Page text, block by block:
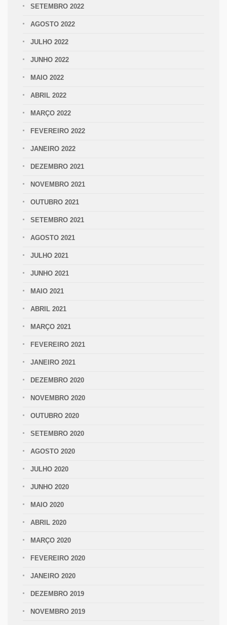
SETEMBRO 2022
AGOSTO 2022
JULHO 2022
JUNHO 2022
MAIO 2022
ABRIL 2022
MARÇO 2022
FEVEREIRO 2022
JANEIRO 2022
DEZEMBRO 2021
NOVEMBRO 2021
OUTUBRO 2021
SETEMBRO 2021
AGOSTO 2021
JULHO 2021
JUNHO 2021
MAIO 2021
ABRIL 2021
MARÇO 2021
FEVEREIRO 2021
JANEIRO 2021
DEZEMBRO 2020
NOVEMBRO 2020
OUTUBRO 2020
SETEMBRO 2020
AGOSTO 2020
JULHO 2020
JUNHO 2020
MAIO 2020
ABRIL 2020
MARÇO 2020
FEVEREIRO 2020
JANEIRO 2020
DEZEMBRO 2019
NOVEMBRO 2019